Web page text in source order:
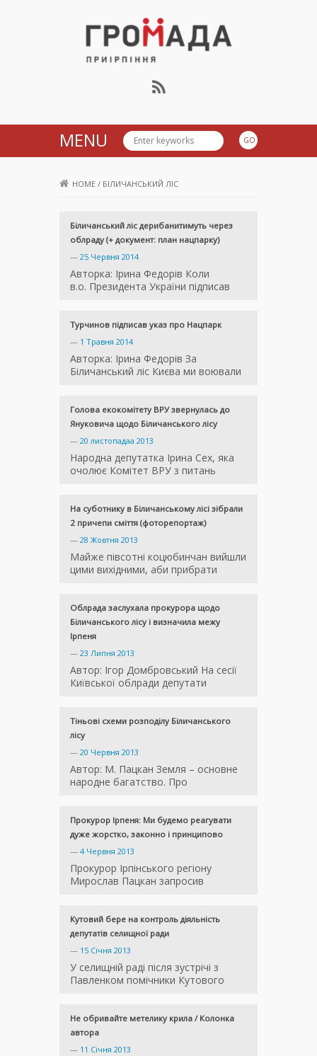
Громада Приірпіння
MENU
HOME / БІЛИЧАНСЬКИЙ ЛІС
Біличанський ліс дерибанитимуть через
облраду (+ документ: план нацпарку)
— 25 Червня 2014
Авторка: Ірина Федорів Коли
в.о. Президента України підписав
Турчинов підписав указ про Нацпарк
— 1 Травня 2014
Авторка: Ірина Федорів За
Біличанський ліс Києва ми воювали
Голова екокомітету ВРУ звернулась до
Януковича щодо Біличанського лісу
— 20 листопадаа 2013
Народна депутатка Ірина Сех, яка
очолює Комітет ВРУ з питань
На суботнику в Біличанському лісі зібрали
2 причепи сміття (фоторепортаж)
— 28 Жовтня 2013
Майже півсотні коцюбинчан вийшли
цими вихідними, аби прибрати
Облрада заслухала прокурора щодо
Біличанського лісу і визначила межу
Ірпеня
— 23 Липня 2013
Автор: Ігор Домбровський На сесії
Київської облради депутати
Тіньові схеми розподілу Біличанського
лісу
— 20 Червня 2013
Автор: М. Пацкан Земля – основне
народне багатство. Про
Прокурор Ірпеня: Ми будемо реагувати
дуже жорстко, законно і принципово
— 4 Червня 2013
Прокурор Ірпінського регіону
Мирослав Пацкан запросив
Кутовий бере на контроль діяльність
депутатів селищної ради
— 15 Січня 2013
У селищній раді після зустрічі з
Павленком помічники Кутового
Не обривайте метелику крила / Колонка
автора
— 11 Січня 2013